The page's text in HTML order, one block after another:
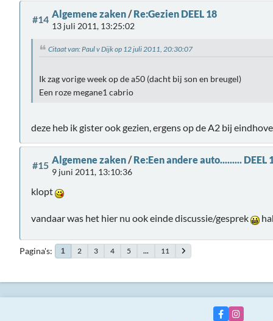
#14 Algemene zaken/Re:Gezien DEEL 18
13 juli 2011, 13:25:02
Citaat van: Paul v Dijk op 12 juli 2011, 20:30:07
Ik zag vorige week op de a50 (dacht bij son en breugel)
Een roze megane1 cabrio
deze heb ik gister ook gezien, ergens op de A2 bij
#15 Algemene zaken/Re:Een andere auto......... DEEL
9 juni 2011, 13:10:36
klopt
vandaar was het hier nu ook einde discussie/gesprek
Pagina's 1 2 3 4 5 ... 11